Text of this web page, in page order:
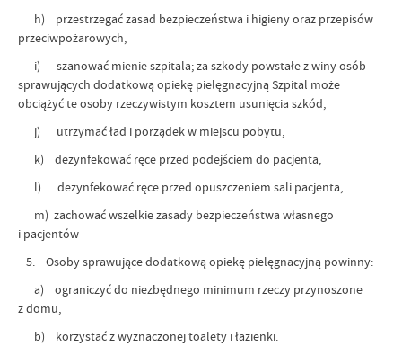
h) przestrzegać zasad bezpieczeństwa i higieny oraz przepisów
przeciwpożarowych,
i) szanować mienie szpitala; za szkody powstałe z winy osób
sprawujących dodatkową opiekę pielęgnacyjną Szpital może
obciążyć te osoby rzeczywistym kosztem usunięcia szkód,
j) utrzymać ład i porządek w miejscu pobytu,
k) dezynfekować ręce przed podejściem do pacjenta,
l) dezynfekować ręce przed opuszczeniem sali pacjenta,
m) zachować wszelkie zasady bezpieczeństwa własnego
i pacjentów
5. Osoby sprawujące dodatkową opiekę pielęgnacyjną powinny:
a) ograniczyć do niezbędnego minimum rzeczy przynoszone
z domu,
b) korzystać z wyznaczonej toalety i łazienki.